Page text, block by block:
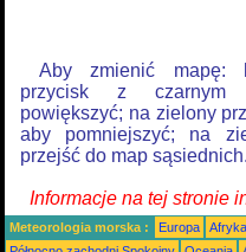
Aby zmienić mapę:
przycisk z czarnym
powiększyć; na zielony
aby pomniejszyć; na
przejść do map sąsiednich.
Informacje na tej stronie
Meteorologia morska : Europa Afryka